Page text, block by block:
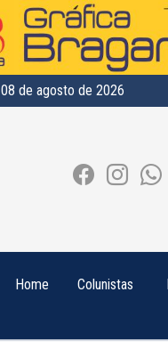
08 de agosto de 2026
Home Colunistas